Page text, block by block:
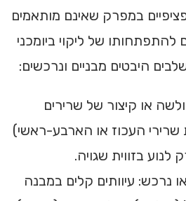
במפרק שאינם מותאמים
להתפתחותו של ליקוי ביומכני
היבטים מבניים ונרכשים:
או קיצור של שרירים
שרירי העכוז או הארבע-ראשי)
בזווית שגויה.
נרכש: עיוותים קלים במבנה